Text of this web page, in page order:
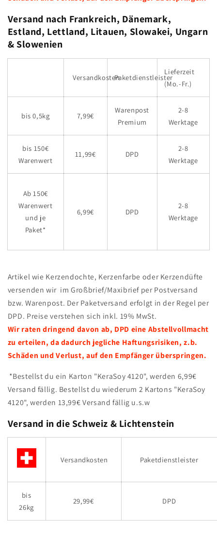
Versand nach Frankreich, Dänemark,
Estland, Lettland, Litauen, Slowakei, Ungarn
& Slowenien
VersandkostenPaketdienstleister
Lieferzeit
(Mo.-Fr.)
bis 0,5kg 7,99€
Warenpost
Premium
2-8
Werktage
bis 150€
Warenwert
11,99€ DPD
2-8
Werktage
Ab 150€
Warenwert
und je
Paket*
6,99€ DPD
2-8
Werktage
Artikel wie Kerzendochte, Kerzenfarbe oder Kerzendüfte
versenden wir im Großbrief/Maxibrief per Postversand
bzw. Warenpost. Der Paketversand erfolgt in der Regel per
DPD. Preise verstehen sich inkl. 19% MwSt.
Wir raten dringend davon ab, DPD eine Abstellvollmacht
zu erteilen, da dadurch jegliche Haftungsrisiken, z.b.
Schäden und Verlust, auf den Empfänger überspringen.
*Bestellst du ein Karton "KeraSoy 4120", werden 6,99€
Versand fällig. Bestellst du wiederum 2 Kartons "KeraSoy
4120", werden 13,99€ Versand fällig u.s.w
Versand in die Schweiz & Lichtenstein
Versandkosten Paketdienstleister
bis
26kg
29,99€ DPD